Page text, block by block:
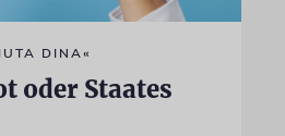
DINA«
oder Staates